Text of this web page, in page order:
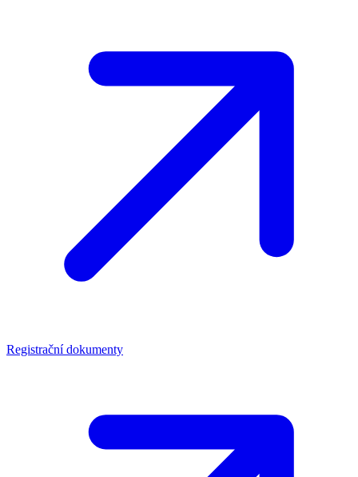
Registrační dokumenty